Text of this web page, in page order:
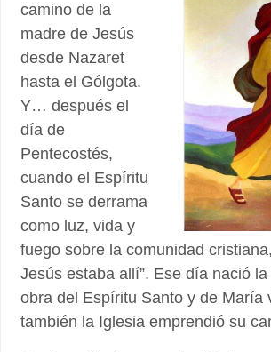
camino de la
madre de Jesús
desde Nazaret
hasta el Gólgota.
Y… después el
día de
Pentecostés,
cuando el Espíritu
Santo se derrama
como luz, vida y
fuego sobre la comunidad
Jesús estaba allí”. Ese día nació la
obra del Espíritu Santo y de María
también la Iglesia emprendió su